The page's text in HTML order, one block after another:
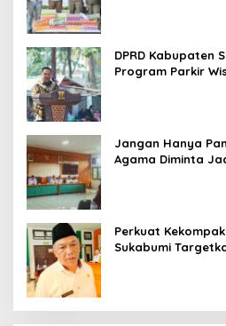
DPRD Kabupaten
Program Parkir
Jangan Hanya
Agama Diminta
Perkuat
Sukabumi